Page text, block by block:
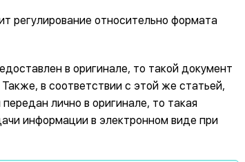
регулирование относительно формата
в оригинале, то такой документ
в соответствии с этой же статьей,
лично в оригинале, то такая
информации в электронном виде при